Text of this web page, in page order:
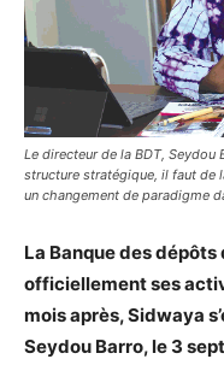
Le directeur de la BDT, Seydou
structure stratégique, il faut de
un changement de paradigme
La Banque des
officiellement ses
mois après, Sidwaya
Seydou Barro, le 3